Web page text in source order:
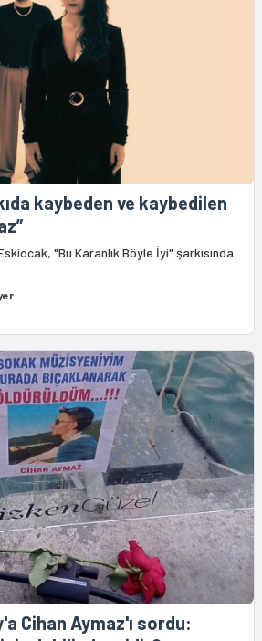
kaybeden ve kaybedilen
"Bu Karanlık Böyle İyi" şarkısında
Cihan Aymaz'ı sordu: